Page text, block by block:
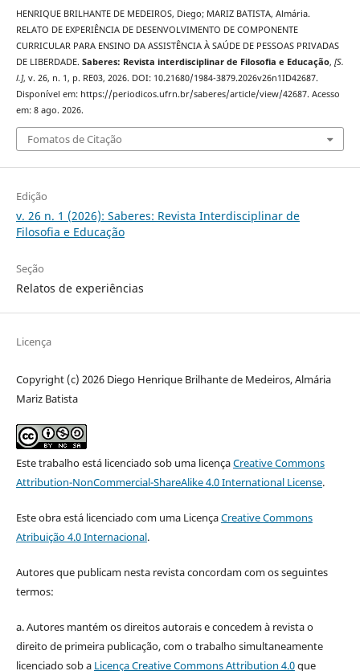
HENRIQUE BRILHANTE DE MEDEIROS, Diego; MARIZ BATISTA, Almária.
RELATO DE EXPERIÊNCIA DE DESENVOLVIMENTO DE COMPONENTE
CURRICULAR PARA ENSINO DA ASSISTÊNCIA À SAÚDE DE PESSOAS PRIVADAS
DE LIBERDADE. Saberes: Revista interdisciplinar de Filosofia e Educação, [S.
l.], v. 26, n. 1, p. RE03, 2026. DOI: 10.21680/1984-3879.2026v26n1ID42687.
Disponível em: https://periodicos.ufrn.br/saberes/article/view/42687. Acesso
em: 8 ago. 2026.
Fomatos de Citação
Edição
v. 26 n. 1 (2026): Saberes: Revista Interdisciplinar de
Filosofia e Educação
Seção
Relatos de experiências
Licença
Copyright (c) 2026 Diego Henrique Brilhante de Medeiros, Almária
Mariz Batista
Este trabalho está licenciado sob uma licençaCreative Commons
Attribution-NonCommercial-ShareAlike 4.0 International License.
Este obra está licenciado com uma LicençaCreative Commons
Atribuição 4.0 Internacional.
Autores que publicam nesta revista concordam com os seguintes
termos:
a. Autores mantém os direitos autorais e concedem à revista o
direito de primeira publicação, com o trabalho simultaneamente
licenciado sob a Licença Creative Commons Attribution 4.0que